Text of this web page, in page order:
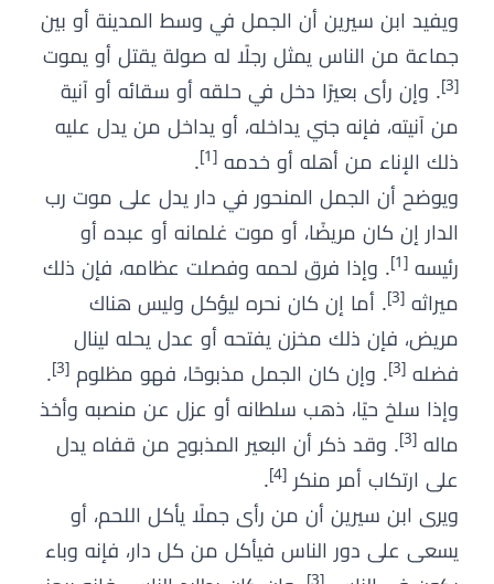
ويفيد ابن سيرين أن الجمل في وسط المدينة أو بين
جماعة من الناس يمثل رجلًا له صولة يقتل أو يموت
[3] . وإن رأى بعيرًا دخل في حلقه أو سقائه أو آنية
من آنيته، فإنه جني يداخله، أو يداخل من يدل عليه
ذلك الإناء من أهله أو خدمه [1]
.
ويوضح أن الجمل المنحور في دار يدل على موت رب
الدار إن كان مريضًا، أو موت غلمانه أو عبده أو
رئيسه [1] . وإذا فرق لحمه وفصلت عظامه، فإن ذلك
ميراثه [3] . أما إن كان نحره ليؤكل وليس هناك
مريض، فإن ذلك مخزن يفتحه أو عدل يحله لينال
فضله [3] . وإن كان الجمل مذبوحًا، فهو مظلوم [3]
.
وإذا سلخ حيًا، ذهب سلطانه أو عزل عن منصبه وأخذ
ماله [3] . وقد ذكر أن البعير المذبوح من قفاه يدل
على ارتكاب أمر منكر [4]
.
ويرى ابن سيرين أن من رأى جملًا يأكل اللحم، أو
يسعى على دور الناس فيأكل من كل دار، فإنه وباء